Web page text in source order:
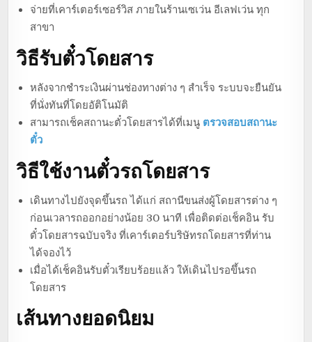
จ่ายที่เคาร์เตอร์เซอร์วิส ภายในร้านเซเว่น อีเลฟเว่น ทุก
สาขา
วิธีรับตั๋วโดยสาร
หลังจากชำระเงินผ่านช่องทางต่าง ๆ สำเร็จ ระบบจะยืนยัน
ที่นั่งทันที่โดยอัติโนมัติ
สามารถเช็คสถานะตั๋วโดยสารได้ที่เมนู ตรวจสอบสถานะ
ตั๋ว
วิธีใช้งานตั๋วรถโดยสาร
เดินทางไปยังจุดขึ้นรถ ได้แก่ สถานีขนส่งผู้โดยสารต่าง ๆ
ก่อนเวลารถออกอย่างน้อย 30 นาที เพื่อติดต่อเช็คอิน รับ
ตั๋วโดยสารฉบับจริง ที่เคาร์เตอร์บริษัทรถโดยสารที่ท่าน
ได้จองไว้
เมื่อได้เช็คอินรับตั๋วเรียบร้อยแล้ว ให้เดินไปรอขึ้นรถ
โดยสาร
เส้นทางยอดนิยม